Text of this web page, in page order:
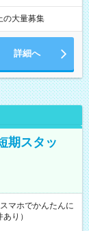
の大量募集
詳細へ
期スタッ
マホでかんたんに
り）